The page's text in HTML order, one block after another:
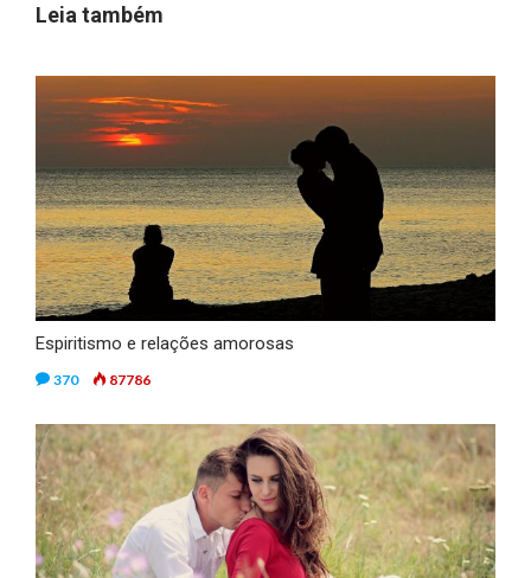
Leia também
Espiritismo e relações amorosas
370 87786